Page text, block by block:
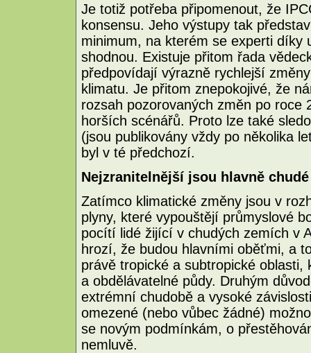
Je totiž potřeba připomenout, že
konsensu. Jeho výstupy tak
minimum, na kterém se experti díky
shodnou. Existuje přitom řada
předpovídají výrazně rychlejší
klimatu. Je přitom znepokojivé, že
rozsah pozorovaných změn po roce
horších scénářů. Proto lze také
(jsou publikovány vždy po několika
byl v té předchozí.
Nejzranitelnější jsou hlavně
Zatímco klimatické změny jsou v
plyny, které vypouštějí průmyslové
pocítí lidé žijící v chudých zemích v
hrozí, že budou hlavními oběťmi, a
právě tropické a subtropické
a obdělávatelné půdy. Druhým
extrémní chudobě a vysoké
omezené (nebo vůbec žádné)
se novým podmínkám, o
nemluvě.